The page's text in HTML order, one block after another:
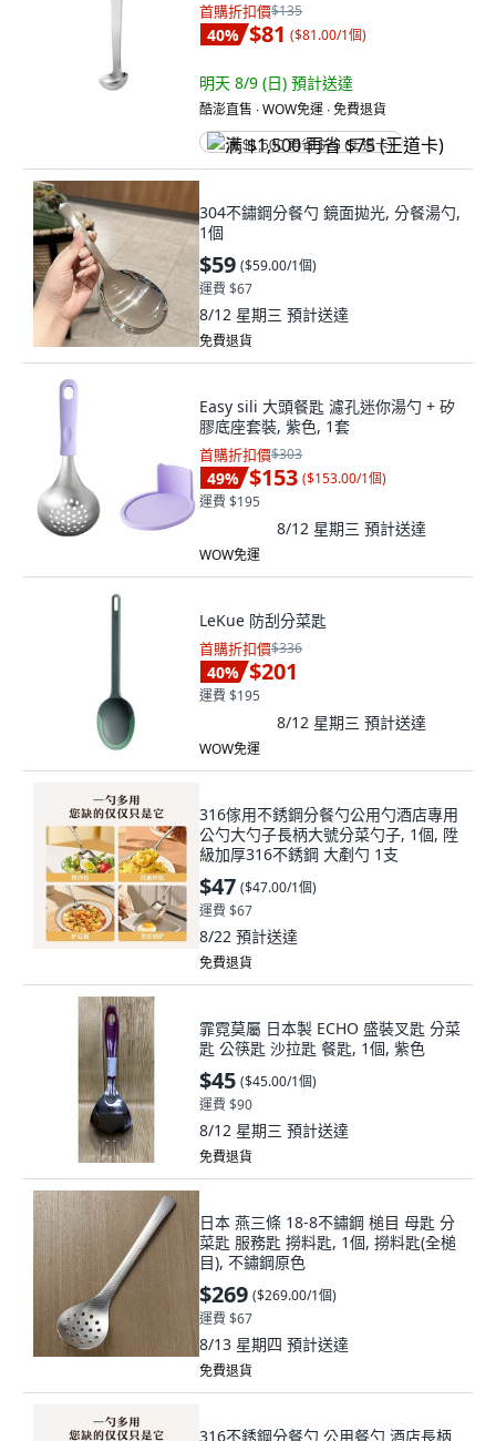
首購折扣價$135
40% $81 ($81.00/1個)
明天 8/9 (日) 預計送達
酷澎直售 ∙ WOW免運 ∙ 免費退貨
满 $1,500 再省 $75 (王道卡)
304不鏽鋼分餐勺 鏡面拋光, 分餐湯勺,
1個
$59 ($59.00/1個)
運費 $67
8/12 星期三 預計送達
免費退貨
Easy sili 大頭餐匙 濾孔迷你湯勺 + 矽
膠底座套裝, 紫色, 1套
首購折扣價$303
49% $153 ($153.00/1個)
運費 $195
8/12 星期三 預計送達
WOW免運
LeKue 防刮分菜匙
首購折扣價$336
40% $201
運費 $195
8/12 星期三 預計送達
WOW免運
316傢用不銹鋼分餐勺公用勺酒店專用
公勺大勺子長柄大號分菜勺子, 1個, 陞
級加厚316不銹鋼 大剷勺 1支
$47 ($47.00/1個)
運費 $67
8/22 預計送達
免費退貨
霏霓莫屬 日本製 ECHO 盛裝叉匙 分菜
匙 公筷匙 沙拉匙 餐匙, 1個, 紫色
$45 ($45.00/1個)
運費 $90
8/12 星期三 預計送達
免費退貨
日本 燕三條 18-8不鏽鋼 槌目 母匙 分
菜匙 服務匙 撈料匙, 1個, 撈料匙(全槌
目), 不鏽鋼原色
$269 ($269.00/1個)
運費 $67
8/13 星期四 預計送達
免費退貨
316不銹鋼分餐勺 公用餐勺 酒店長柄